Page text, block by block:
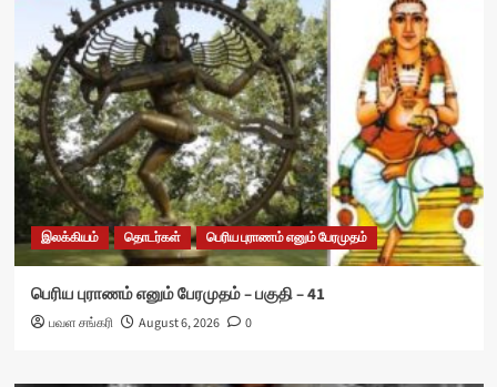
இலக்கியம் தொடர்கள் பெரிய புராணம் எனும் பேரமுதம்
பெரிய புராணம் எனும் பேரமுதம் – பகுதி – 41
பவள சங்கரி August 6, 2026 0